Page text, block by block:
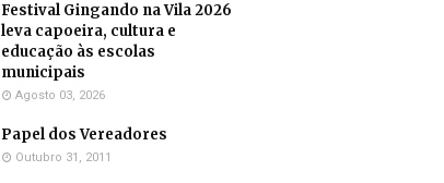
Festival Gingando na Vila 2026
leva capoeira, cultura e
educação às escolas
municipais
Agosto 03, 2026
Papel dos Vereadores
Outubro 31, 2011